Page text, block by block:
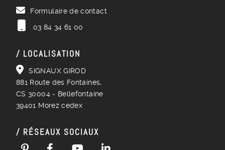
Formulaire de contact
03 84 34 61 00
/ LOCALISATION
SIGNAUX GIROD
881 Route des Fontaines,
CS 30004 - Bellefontaine
39401 Morez cedex
/ RÉSEAUX SOCIAUX